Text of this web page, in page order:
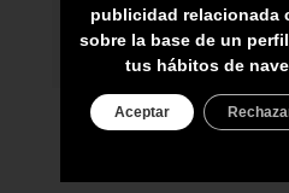
PRECIO DEL
publicidad relacionada
sobre la base de un
tus hábitos de
Aceptar